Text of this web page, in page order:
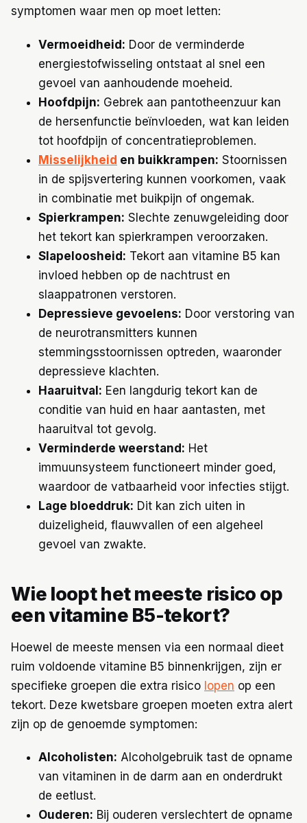
symptomen waar men op moet letten:
Vermoeidheid: Door de verminderde
energiestofwisseling ontstaat al snel een
gevoel van aanhoudende moeheid.
Hoofdpijn: Gebrek aan pantotheenzuur kan
de hersenfunctie beïnvloeden, wat kan leiden
tot hoofdpijn of concentratieproblemen.
Misselijkheid en buikkrampen: Stoornissen
in de spijsvertering kunnen voorkomen, vaak
in combinatie met buikpijn of ongemak.
Spierkrampen: Slechte zenuwgeleiding door
het tekort kan spierkrampen veroorzaken.
Slapeloosheid: Tekort aan vitamine B5 kan
invloed hebben op de nachtrust en
slaappatronen verstoren.
Depressieve gevoelens: Door verstoring van
de neurotransmitters kunnen
stemmingsstoornissen optreden, waaronder
depressieve klachten.
Haaruitval: Een langdurig tekort kan de
conditie van huid en haar aantasten, met
haaruitval tot gevolg.
Verminderde weerstand: Het
immuunsysteem functioneert minder goed,
waardoor de vatbaarheid voor infecties stijgt.
Lage bloeddruk: Dit kan zich uiten in
duizeligheid, flauwvallen of een algeheel
gevoel van zwakte.
Wie loopt het meeste risico op
een vitamine B5-tekort?
Hoewel de meeste mensen via een normaal dieet
ruim voldoende vitamine B5 binnenkrijgen, zijn er
specifieke groepen die extra risico lopen op een
tekort. Deze kwetsbare groepen moeten extra alert
zijn op de genoemde symptomen:
Alcoholisten: Alcoholgebruik tast de opname
van vitaminen in de darm aan en onderdrukt
de eetlust.
Ouderen: Bij ouderen verslechtert de opname